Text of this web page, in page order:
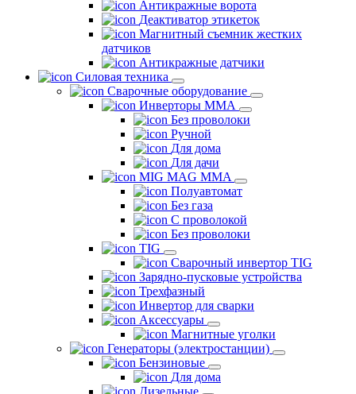
Антикражные ворота
Деактиватор этикеток
Магнитный съемник жестких
датчиков
Антикражные датчики
Силовая техника
Сварочные оборудование
Инверторы ММА
Без проволоки
Ручной
Для дома
Для дачи
MIG MAG MMA
Полуавтомат
Без газа
С проволокой
Без проволоки
TIG
Сварочный инвертор TIG
Зарядно-пусковые устройства
Трехфазный
Инвертор для сварки
Аксессуары
Магнитные уголки
Генераторы (электростанции)
Бензиновые
Для дома
Дизельные